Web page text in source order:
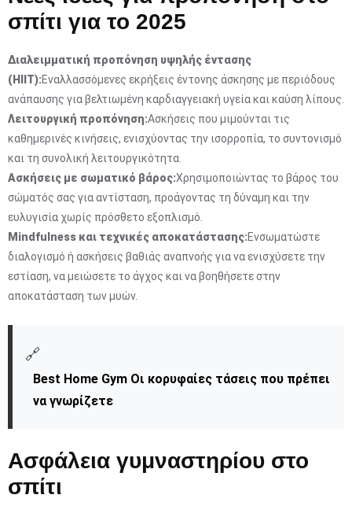
σπίτι για το 2025
Διαλειμματική προπόνηση υψηλής έντασης
(HIIT):Εναλλασσόμενες εκρήξεις έντονης άσκησης με περιόδους
ανάπαυσης για βελτιωμένη καρδιαγγειακή υγεία και καύση λίπους.
Λειτουργική προπόνηση:Ασκήσεις που μιμούνται τις
καθημερινές κινήσεις, ενισχύοντας την ισορροπία, το συντονισμό
και τη συνολική λειτουργικότητα.
Ασκήσεις με σωματικό βάρος:Χρησιμοποιώντας το βάρος του
σώματός σας για αντίσταση, προάγοντας τη δύναμη και την
ευλυγισία χωρίς πρόσθετο εξοπλισμό.
Mindfulness και τεχνικές αποκατάστασης:Ενσωματώστε
διαλογισμό ή ασκήσεις βαθιάς αναπνοής για να ενισχύσετε την
εστίαση, να μειώσετε το άγχος και να βοηθήσετε στην
αποκατάσταση των μυών.
🔗
Best Home Gym Οι κορυφαίες τάσεις που πρέπει
να γνωρίζετε
Ασφάλεια γυμναστηρίου στο
σπίτι